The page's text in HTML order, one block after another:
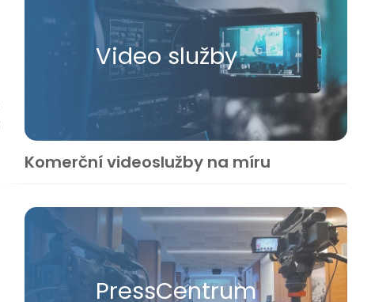
Video služby
Komerční videoslužby na míru
Press​Centrum